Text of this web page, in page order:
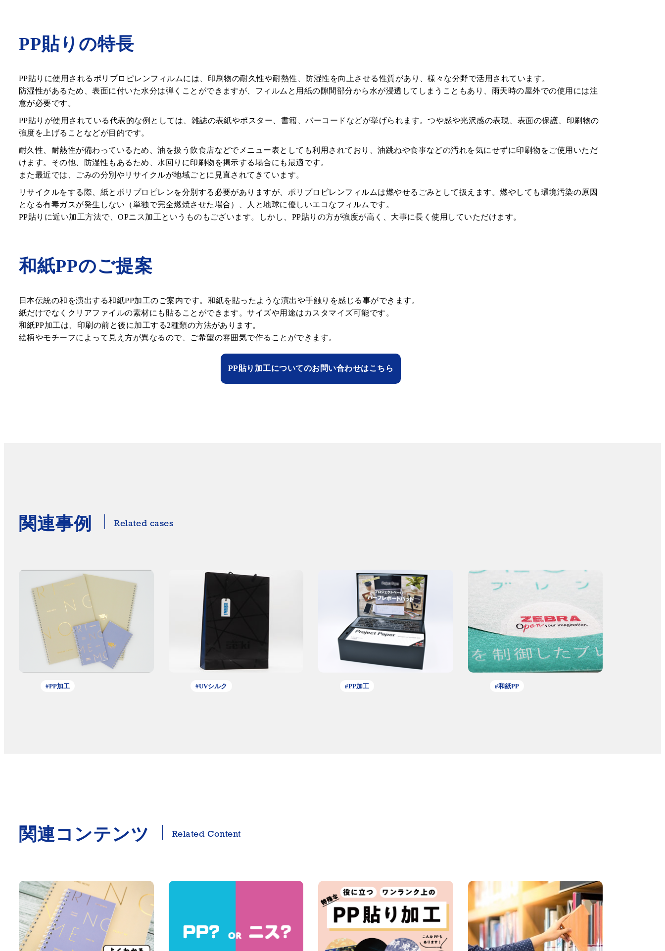
PP貼りの特長
PP貼りに使用されるポリプロピレンフィルムには、印刷物の耐久性や耐熱性、防湿性を向上させる性質があり、様々な分野で活用されています。
防湿性があるため、表面に付いた水分は弾くことができますが、フィルムと用紙の隙間部分から水が浸透してしまうこともあり、雨天時の屋外での使用には注
意が必要です。
PP貼りが使用されている代表的な例としては、雑誌の表紙やポスター、書籍、バーコードなどが挙げられます。つや感や光沢感の表現、表面の保護、印刷物の
強度を上げることなどが目的です。
耐久性、耐熱性が備わっているため、油を扱う飲食店などでメニュー表としても利用されており、油跳ねや食事などの汚れを気にせずに印刷物をご使用いただ
けます。その他、防湿性もあるため、水回りに印刷物を掲示する場合にも最適です。
また最近では、ごみの分別やリサイクルが地域ごとに見直されてきています。
リサイクルをする際、紙とポリプロピレンを分別する必要がありますが、ポリプロピレンフィルムは燃やせるごみとして扱えます。燃やしても環境汚染の原因
となる有毒ガスが発生しない（単独で完全燃焼させた場合）、人と地球に優しいエコなフィルムです。
PP貼りに近い加工方法で、OPニス加工というものもございます。しかし、PP貼りの方が強度が高く、大事に長く使用していただけます。
和紙PPのご提案
日本伝統の和を演出する和紙PP加工のご案内です。和紙を貼ったような演出や手触りを感じる事ができます。
紙だけでなくクリアファイルの素材にも貼ることができます。サイズや用途はカスタマイズ可能です。
和紙PP加工は、印刷の前と後に加工する2種類の方法があります。
絵柄やモチーフによって見え方が異なるので、ご希望の雰囲気で作ることができます。
PP貼り加工についてのお問い合わせはこちら
関連事例 Related cases
#PP加工 #UVシルク #PP加工 #和紙PP
関連コンテンツ Related Content